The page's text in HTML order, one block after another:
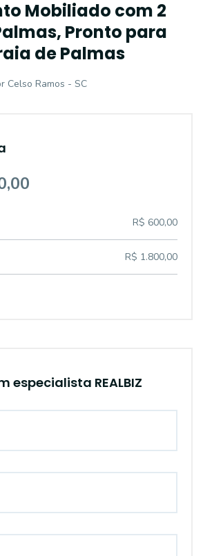
Mobiliado com 2
Pronto para
de Palmas
Celso Ramos - SC
R$ 600,00
R$ 1.800,00
especialista REALBIZ